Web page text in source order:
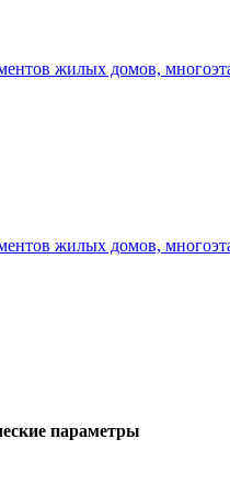
жилых домов,
жилых домов,
параметры